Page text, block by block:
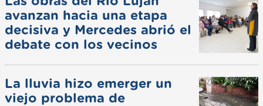
avanzan hacia una etapa
decisiva y Mercedes abrió el
debate con los vecinos
La lluvia hizo emerger un
viejo problema de